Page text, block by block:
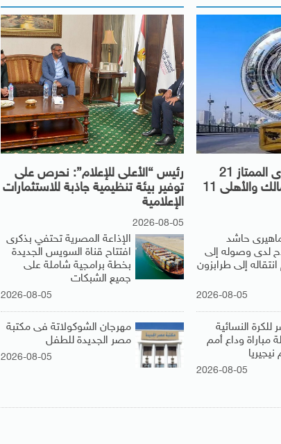
رئيس “الأعلى للإعلام”: نحرص على
توفير بيئة تنظيمية جاذبة للاستثمارات
الإعلامية
2026-08-05
الإذاعة المصرية تحتفي بذكرى
افتتاح قناة السويس الجديدة
بخطة برامجية شاملة على
جميع الشبكات
2026-08-05
مهرجان الشوكولاتة فى مكتبة
مصر الجديدة للطفل
2026-08-05
رسميًا.. انطلاق الدورى الممتاز 21
أغسطس.. وقمة الزمالك والأهلى 11
حاشد
لدى وصوله إلى
انتقاله إلى طرابزون
2026-08-05
النسائية
مباراة وداع أمم
نيجيريا
2026-08-05